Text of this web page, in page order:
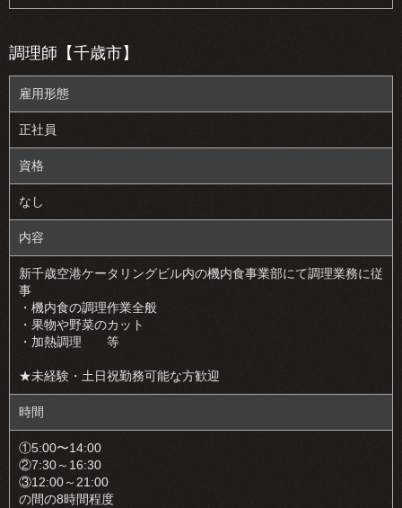
調理師【千歳市】
雇用形態
正社員
資格
なし
内容
新千歳空港ケータリングビル内の機内食事業部にて調理業務に従
事
・機内食の調理作業全般
・果物や野菜のカット
・加熱調理 等
★未経験・土日祝勤務可能な方歓迎
時間
①5:00〜14:00
②7:30～16:30
③12:00～21:00
の間の8時間程度